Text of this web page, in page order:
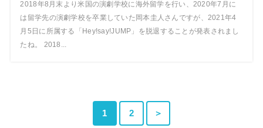
2018年8月末より米国の演劇学校に海外留学を行い、2020年7月に
は留学先の演劇学校を卒業していた岡本圭人さんですが、2021年4
月5日に所属する「Hey!say!JUMP」を脱退することが発表されまし
たね。 2018...
1 2 ＞